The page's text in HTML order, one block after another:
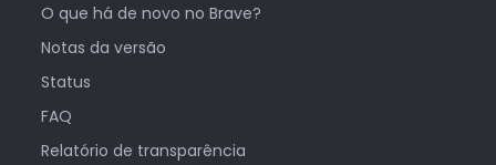
O que há de novo no Brave?
Notas da versão
Status
FAQ
Relatório de transparência